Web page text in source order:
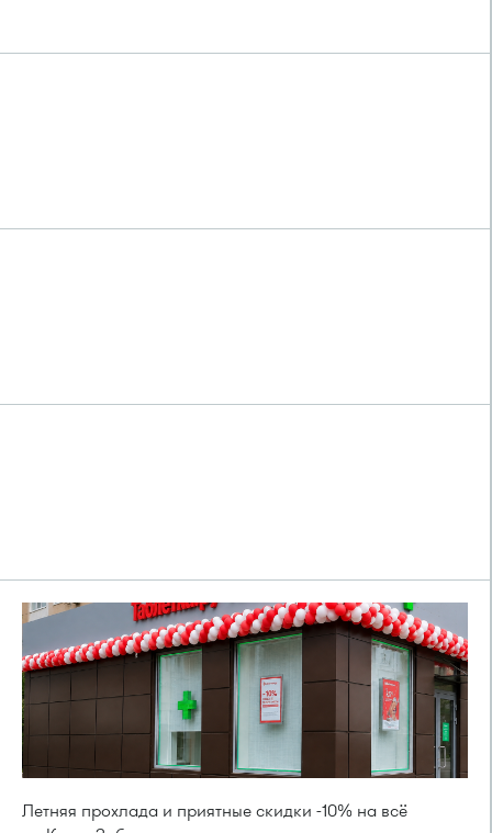
Летняя прохлада и приятные скидки -10% на всё